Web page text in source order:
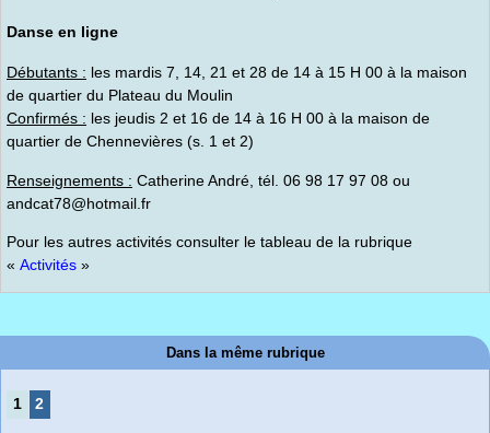
Danse en ligne
Débutants : les mardis 7, 14, 21 et 28 de 14 à 15 H 00 à la maison
de quartier du Plateau du Moulin
Confirmés : les jeudis 2 et 16 de 14 à 16 H 00 à la maison de
quartier de Chennevières (s. 1 et 2)
Renseignements : Catherine André, tél. 06 98 17 97 08 ou
andcat78@hotmail.fr
Pour les autres activités consulter le tableau de la rubrique
« Activités »
Dans la même rubrique
1 2